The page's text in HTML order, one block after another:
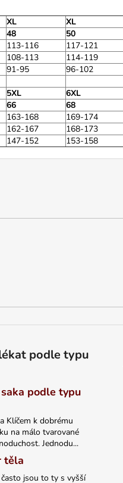
XL XL
48 50
113-116 117-121
108-113 114-119
91-95 96-102
5XL 6XL
66 68
163-168 169-174
162-167 168-173
147-152 153-158
podle typu
podle typu
Klíčem k dobrému
na málo tvarované
Jednodu...
těla
často jsou to ty s vyšší